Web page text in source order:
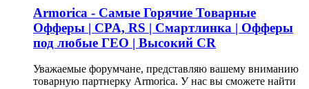
Armorica - Самые Горячие Товарные
Офферы | CPA, RS | Смартлинка | Офферы
под любые ГЕО | Высокий CR
Уважаемые форумчане, представляю вашему вниманию
товарную партнерку Armorica. У нас вы сможете найти